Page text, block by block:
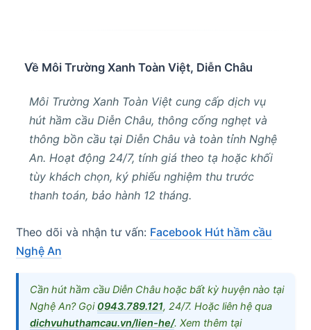
Về Môi Trường Xanh Toàn Việt, Diễn Châu
Môi Trường Xanh Toàn Việt cung cấp dịch vụ
hút hầm cầu Diễn Châu, thông cống nghẹt và
thông bồn cầu tại Diễn Châu và toàn tỉnh Nghệ
An. Hoạt động 24/7, tính giá theo tạ hoặc khối
tùy khách chọn, ký phiếu nghiệm thu trước
thanh toán, bảo hành 12 tháng.
Theo dõi và nhận tư vấn: Facebook Hút hầm cầu
Nghệ An
Cần hút hầm cầu Diễn Châu hoặc bất kỳ huyện nào tại
Nghệ An? Gọi 0943.789.121, 24/7. Hoặc liên hệ qua
dichvuhuthamcau.vn/lien-he/. Xem thêm tại